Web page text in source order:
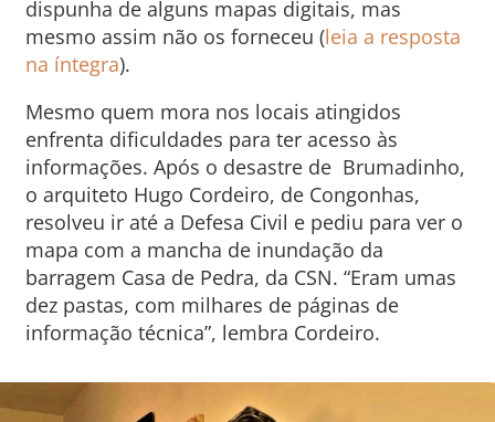
dispunha de alguns mapas digitais, mas
mesmo assim não os forneceu (leia a resposta
na íntegra).
Mesmo quem mora nos locais atingidos
enfrenta dificuldades para ter acesso às
informações. Após o desastre de Brumadinho,
o arquiteto Hugo Cordeiro, de Congonhas,
resolveu ir até a Defesa Civil e pediu para ver o
mapa com a mancha de inundação da
barragem Casa de Pedra, da CSN. “Eram umas
dez pastas, com milhares de páginas de
informação técnica”, lembra Cordeiro.